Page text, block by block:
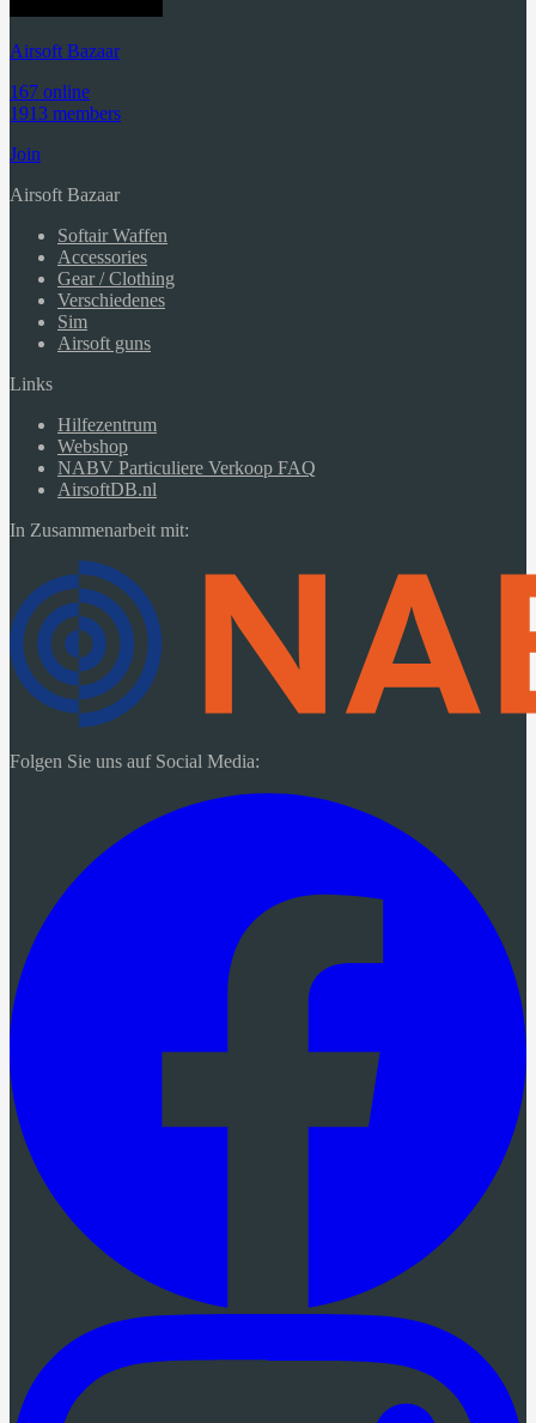
Airsoft Bazaar
167 online
1913 members
Join
Airsoft Bazaar
Softair Waffen
Accessories
Gear / Clothing
Verschiedenes
Sim
Airsoft guns
Links
Hilfezentrum
Webshop
NABV Particuliere Verkoop FAQ
AirsoftDB.nl
In Zusammenarbeit mit:
Folgen Sie uns auf Social Media: